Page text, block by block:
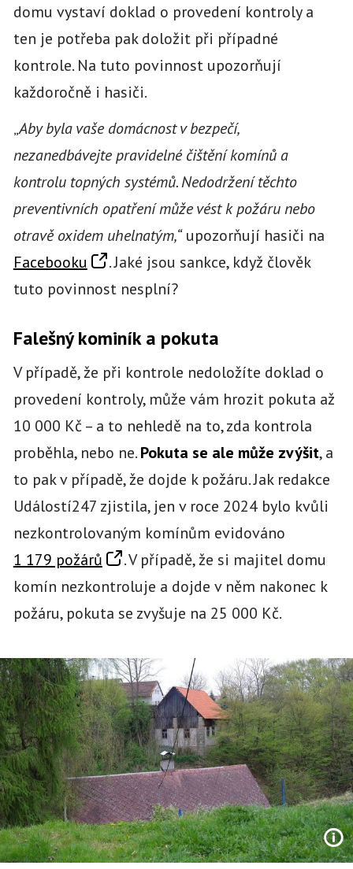
domu vystaví doklad o provedení kontroly a
ten je potřeba pak doložit při případné
kontrole. Na tuto povinnost upozorňují
každoročně i hasiči.
„Aby byla vaše domácnost v bezpečí,
nezanedbávejte pravidelné čištění komínů a
kontrolu topných systémů. Nedodržení těchto
preventivních opatření může vést k požáru nebo
otravě oxidem uhelnatým,“upozorňují hasiči na
Facebooku
. Jaké jsou sankce, když člověk
tuto povinnost nesplní?
Falešný kominík a pokuta
V případě, že při kontrole nedoložíte doklad o
provedení kontroly, může vám hrozit pokuta až
10 000 Kč – a to nehledě na to, zda kontrola
proběhla, nebo ne.Pokuta se ale může zvýšit, a
to pak v případě, že dojde k požáru. Jak redakce
Událostí247 zjistila, jen v roce 2024 bylo kvůli
nezkontrolovaným komínům evidováno
1 179 požárů
. V případě, že si majitel domu
komín nezkontroluje a dojde v něm nakonec k
požáru, pokuta se zvyšuje na 25 000 Kč.